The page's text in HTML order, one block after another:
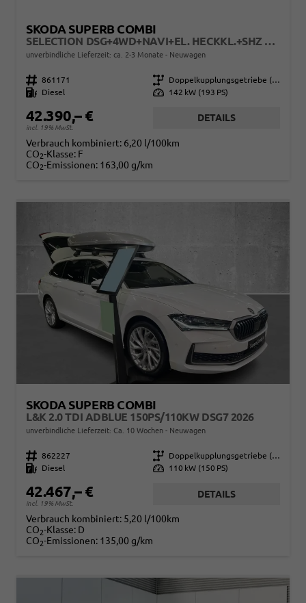
SKODA SUPERB COMBI
SELECTION DSG+4WD+NAVI+EL. HECKKL.+SHZ V+H
unverbindliche Lieferzeit: ca. 2-3 Monate Neuwagen
Fahrzeugnr. 861171 Getriebe
Doppelkupplungsgetriebe (DSG)
Kraftstoff
Diesel Leistung 142 kW (193 PS)
42.390,– €
incl. 19% MwSt.
DETAILS
Verbrauch kombiniert: 6,20 l/100km
CO2-Klasse: F
CO2-Emissionen: 163,00 g/km
SKODA SUPERB COMBI
L&K 2.0 TDI ADBLUE 150PS/110KW DSG7 2026
unverbindliche Lieferzeit: Ca. 10 Wochen Neuwagen
Fahrzeugnr. 862227 Getriebe
Doppelkupplungsgetriebe (DSG)
Kraftstoff
Diesel Leistung 110 kW (150 PS)
42.467,– €
incl. 19% MwSt.
DETAILS
Verbrauch kombiniert: 5,20 l/100km
CO2-Klasse: D
CO2-Emissionen: 135,00 g/km